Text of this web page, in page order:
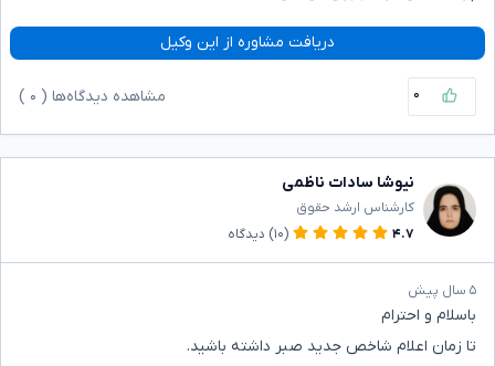
دریافت مشاوره از این وکیل
۰ مشاهده دیدگاه‌ها ( ۰
نیوشا سادات ناظمی
کارشناس ارشد حقوق
۴.۷
(۱۰) دیدگاه
۵ سال پیش
باسلام و احترام
تا زمان اعلام شاخص جدید صبر داشته باشید.